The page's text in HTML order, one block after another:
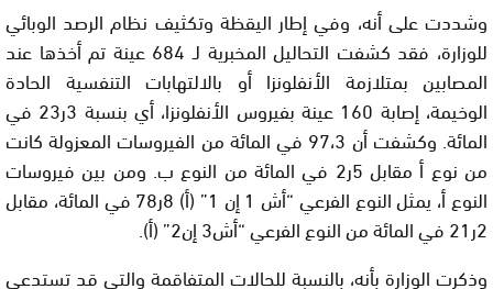
وشددت على أنه، وفي إطار اليقظة وتكثيف نظام الرصد الوبائي
للوزارة، فقد كشفت التحاليل المخبرية لـ 684 عينة تم أخذها عند
المصابين بمتلازمة الأنفلونزا أو بالالتهابات التنفسية الحادة
الوخيمة، إصابة 160 عينة بفيروس الأنفلونزا، أي بنسبة 3ر23 في
المائة. وكشفت أن 97،3 في المائة من الفيروسات المعزولة كانت
من نوع أ مقابل 5ر2 في المائة من النوع ب. ومن بين فيروسات
النوع أ، يمثل النوع الفرعي “أش 1 إن 1” (أ) 8ر78 في المائة، مقابل
2ر21 في المائة من النوع الفرعي “أش3 إن2” (أ).
وذكرت الوزارة بأنه، بالنسبة للحالات المتفاقمة والتي قد تستدعي